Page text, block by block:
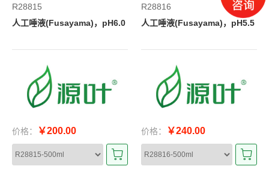
R28815
人工唾液(Fusayama)，pH6.0
价格： ￥200.00
R28816
人工唾液(Fusayama)，pH5.5
价格： ￥240.00